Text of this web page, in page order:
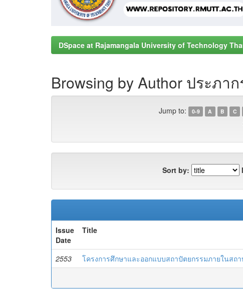
DSpace at Rajamangala University of Technology
Browsing by Author ประภาก
Jump to: 0-9 A B C
Sort by:
Issue
Date
Title
2553 โครงการศึกษาและออกแบบสถาปัตยกรรมภายในสถ